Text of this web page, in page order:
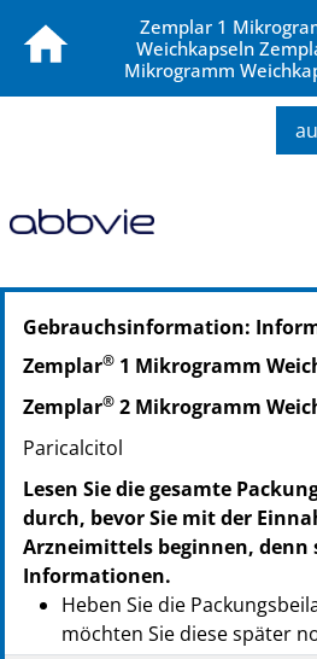
Zemplar 1
Weichkapseln
Mikrogramm
PZN: 04795982
PPN: 110479598278
Gebrauchsinformation:
Zemplar® 1 Mikrogramm
Zemplar® 2 Mikrogramm
Paricalcitol
Lesen Sie die gesamte
durch, bevor Sie mit der
Arzneimittels beginnen,
Informationen.
Heben Sie die
möchten Sie diese später